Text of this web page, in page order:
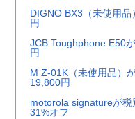
DIGNO BX3（未使用
円
JCB Toughphone E50
円
M Z-01K（未使用品）
19,800円
motorola signatureが
31%オフ